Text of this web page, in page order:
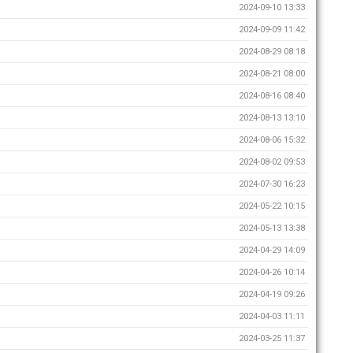
2024-09-10 13:33
2024-09-09 11:42
2024-08-29 08:18
2024-08-21 08:00
2024-08-16 08:40
2024-08-13 13:10
2024-08-06 15:32
2024-08-02 09:53
2024-07-30 16:23
2024-05-22 10:15
2024-05-13 13:38
2024-04-29 14:09
2024-04-26 10:14
2024-04-19 09:26
2024-04-03 11:11
2024-03-25 11:37